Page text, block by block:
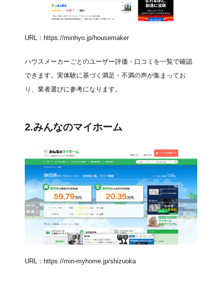
URL： https://minhyo.jp/housemaker
ハウスメーカーごとのユーザー評価・口コミを一覧で確認
できます。実体験に基づく満足・不満の声が集まってお
り、業者選びに参考になります。
2.みんなのマイホーム
URL： https://min-myhome.jp/shizuoka